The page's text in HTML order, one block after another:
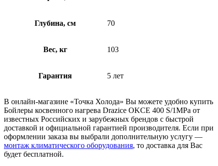
Глубина, см 70
Вес, кг 103
Гарантия 5 лет
В онлайн-магазине «Точка Холода» Вы можете удобно купить
Бойлеры косвенного нагрева Drazice OKCE 400 S/1MPa от
известных Российских и зарубежных брендов с быстрой
доставкой и официальной гарантией производителя. Если при
оформлении заказа вы выбрали дополнительную услугу —
монтаж климатического оборудования, то доставка для Вас
будет бесплатной.